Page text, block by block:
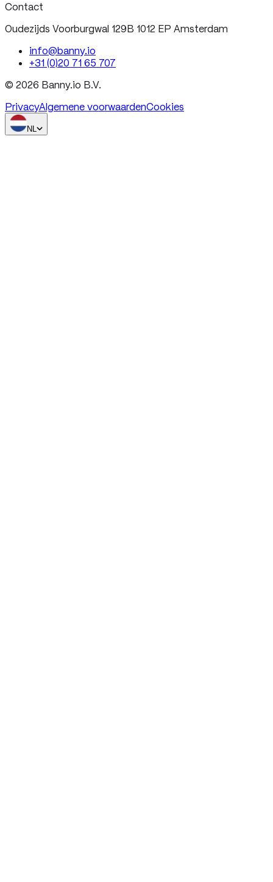
Contact
Oudezijds Voorburgwal 129B 1012 EP Amsterdam
info@banny.io
+31 (0)20 71 65 707
© 2026 Banny.io B.V.
PrivacyAlgemene voorwaardenCookies
NL